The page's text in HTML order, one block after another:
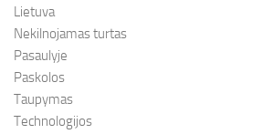
Lietuva
Nekilnojamas turtas
Pasaulyje
Paskolos
Taupymas
Technologijos